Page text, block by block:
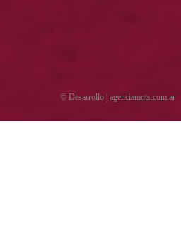
© Desarrollo | agenciamots.com.ar